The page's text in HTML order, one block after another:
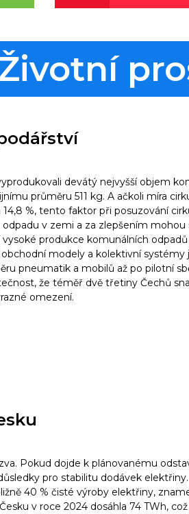
devátý nejvyšší objem
průměru 511 kg. A ačkoli míra
14,8 %, tento faktor při posuzování
odpadu v zemi a za zlepšením
produkce komunálních
modely a kolektivní
pneumatik a mobilů až po pilotní
že téměř dvě třetiny Čechů
omezení.
Pokud dojde k plánovanému
pro stabilitu dodávek
40 % čisté výroby elektřiny,
v roce 2024 dosáhla 74 TWh,